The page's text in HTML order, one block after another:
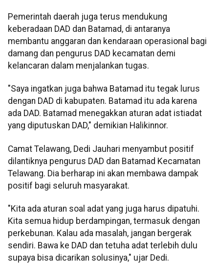
Pemerintah daerah juga terus mendukung
keberadaan DAD dan Batamad, di antaranya
membantu anggaran dan kendaraan operasional bagi
damang dan pengurus DAD kecamatan demi
kelancaran dalam menjalankan tugas.
"Saya ingatkan juga bahwa Batamad itu tegak lurus
dengan DAD di kabupaten. Batamad itu ada karena
ada DAD. Batamad menegakkan aturan adat istiadat
yang diputuskan DAD," demikian Halikinnor.
Camat Telawang, Dedi Jauhari menyambut positif
dilantiknya pengurus DAD dan Batamad Kecamatan
Telawang. Dia berharap ini akan membawa dampak
positif bagi seluruh masyarakat.
"Kita ada aturan soal adat yang juga harus dipatuhi.
Kita semua hidup berdampingan, termasuk dengan
perkebunan. Kalau ada masalah, jangan bergerak
sendiri. Bawa ke DAD dan tetuha adat terlebih dulu
supaya bisa dicarikan solusinya," ujar Dedi.